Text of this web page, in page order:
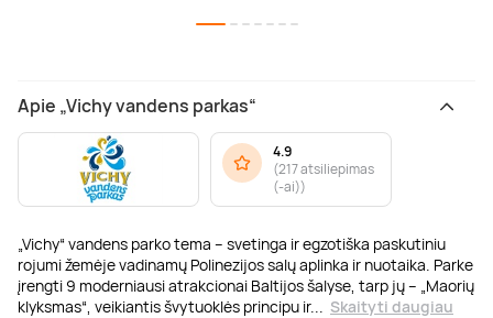
Apie „Vichy vandens parkas“
„Vichy“ vandens parko tema – svetinga ir egzotiška paskutiniu
rojumi žemėje vadinamų Polinezijos salų aplinka ir nuotaika. Parke
įrengti 9 moderniausi atrakcionai Baltijos šalyse, tarp jų – „Maorių
klyksmas“, veikiantis švytuoklės principu ir... Skaityti daugiau
4.9
(217 atsiliepimas
(-ai))